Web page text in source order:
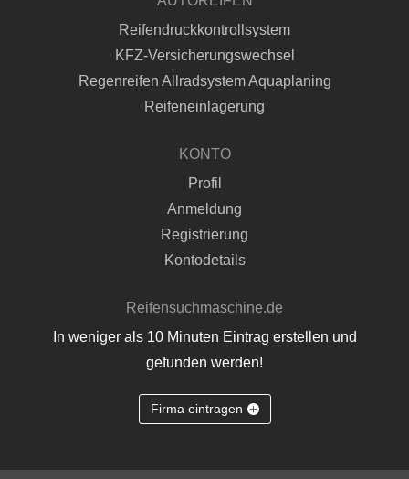
Reifendruckkontrollsystem
KFZ-Versicherungswechsel
Regenreifen Allradsystem Aquaplaning
Reifeneinlagerung
KONTO
Profil
Anmeldung
Registrierung
Kontodetails
Reifensuchmaschine.de
In weniger als 10 Minuten Eintrag erstellen und
gefunden werden!
Firma eintragen